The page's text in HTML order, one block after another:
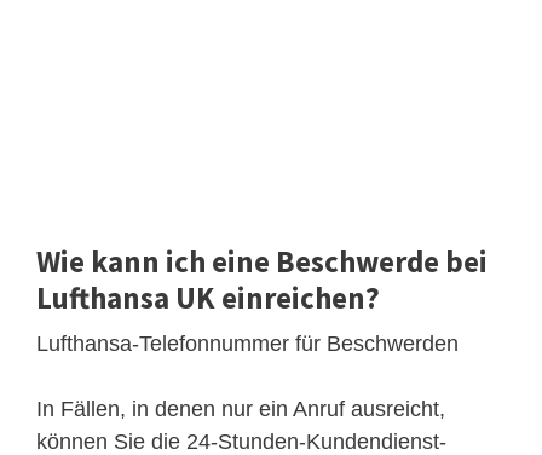
Wie kann ich eine Beschwerde bei
Lufthansa UK einreichen?
Lufthansa-Telefonnummer für Beschwerden
In Fällen, in denen nur ein Anruf ausreicht,
können Sie die 24-Stunden-Kundendienst-